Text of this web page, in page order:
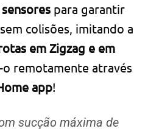
para garantir
colisões, imitando a
em Zigzag e em
remotamente através
app!
sucção máxima de